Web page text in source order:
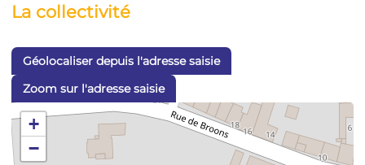
La collectivité
Géolocaliser depuis l'adresse saisie
Zoom sur l'adresse saisie
+
−